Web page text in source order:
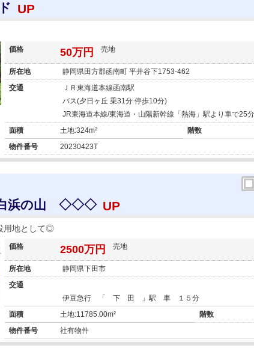
UP
価格 50万円 売地
所在地
静岡県田方郡函南町 平井谷下1753-462
交通
ＪＲ東海道本線函南駅
バス(夕日ヶ丘 乗31分 停歩10分)
JR東海道本線/東海道・山陽新幹線「熱海」駅より車で25分
面積
土地:324m²
階数
物件番号
20230423T
浜の山 ◇◇◇ UP
用地として◎
価格 2500万円 売地
所在地
静岡県下田市
交通
伊豆急行 「 下 田 」駅 車 １５分
面積
土地:11785.00m²
階数
物件番号
社有物件